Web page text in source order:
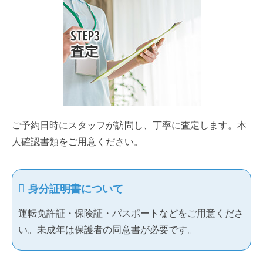
ご予約日時にスタッフが訪問し、丁寧に査定します。本
人確認書類をご用意ください。
身分証明書について
運転免許証・保険証・パスポートなどをご用意くださ
い。未成年は保護者の同意書が必要です。